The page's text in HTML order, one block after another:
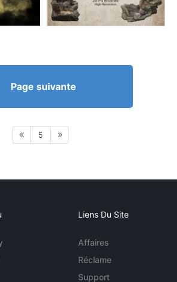
Page suivante
5
Liens Du Site
Affaires
Réclame
Support